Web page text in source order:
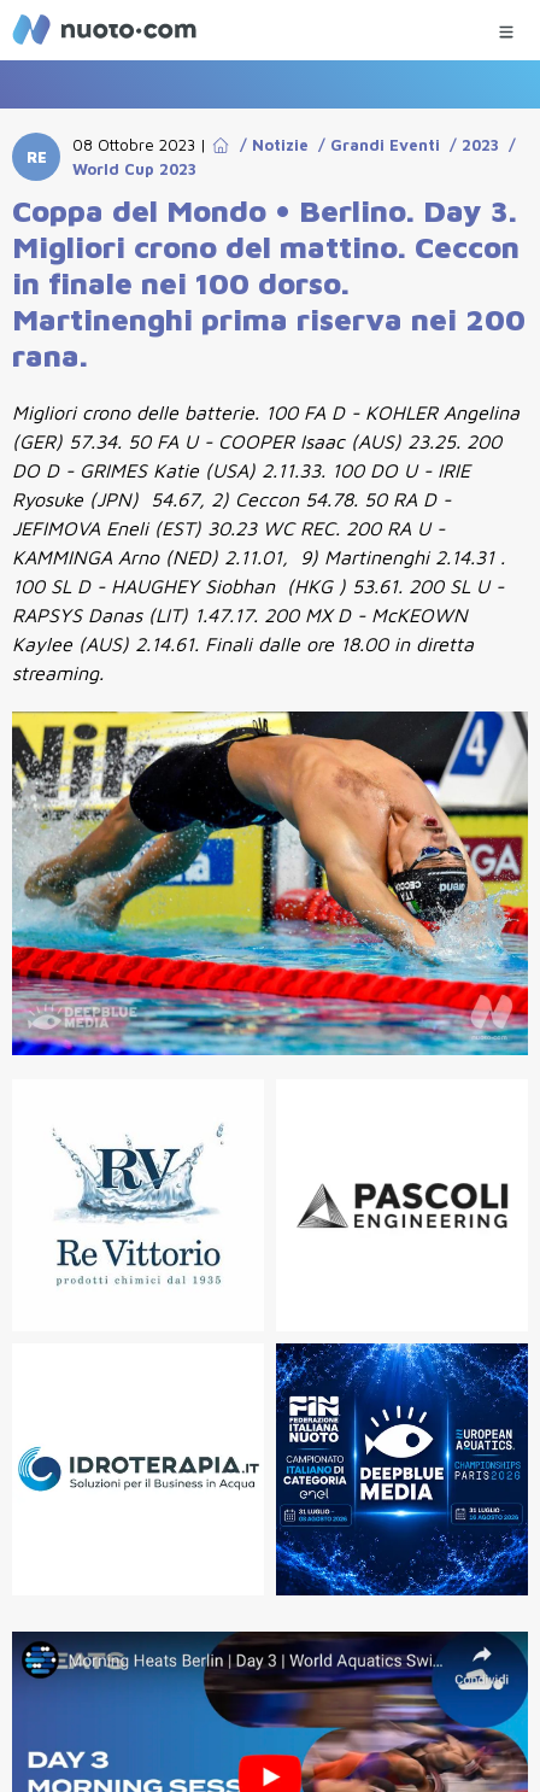
RE
08 Ottobre 2023 | / Notizie / Grandi Eventi / 2023 /
World Cup 2023
Coppa del Mondo • Berlino. Day 3.
Migliori crono del mattino. Ceccon
in finale nei 100 dorso.
Martinenghi prima riserva nei 200
rana.
Migliori crono delle batterie. 100 FA D - KOHLER Angelina
(GER) 57.34. 50 FA U - COOPER Isaac (AUS) 23.25. 200
DO D - GRIMES Katie (USA) 2.11.33. 100 DO U - IRIE
Ryosuke (JPN) 54.67, 2) Ceccon 54.78. 50 RA D -
JEFIMOVA Eneli (EST) 30.23 WC REC. 200 RA U -
KAMMINGA Arno (NED) 2.11.01, 9) Martinenghi 2.14.31 .
100 SL D - HAUGHEY Siobhan (HKG ) 53.61. 200 SL U -
RAPSYS Danas (LIT) 1.47.17. 200 MX D - McKEOWN
Kaylee (AUS) 2.14.61. Finali dalle ore 18.00 in diretta
streaming.